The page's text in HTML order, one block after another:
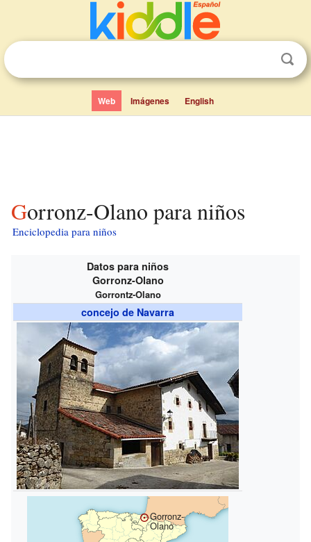
Web Imágenes English
Gorronz-Olano para niños
Enciclopedia para niños
Datos para niños
Gorronz-Olano
Gorrontz-Olano
concejo de Navarra
Gorronz-
Olano